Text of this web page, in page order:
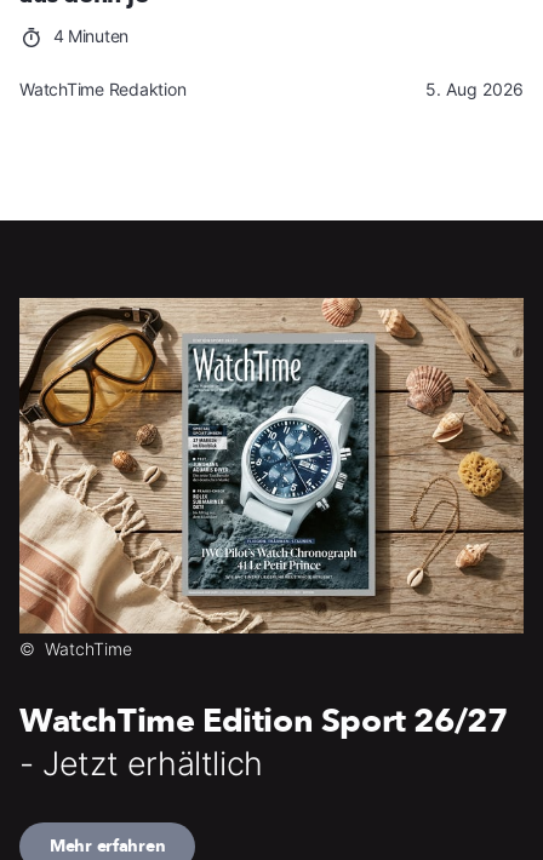
4 Minuten
WatchTime Redaktion 5. Aug 2026
© WatchTime
WatchTime Edition Sport 26/27
- Jetzt erhältlich
Mehr erfahren